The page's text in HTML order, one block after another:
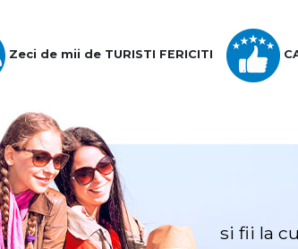
Zeci de mii de TURISTI FERICITI
si fii la